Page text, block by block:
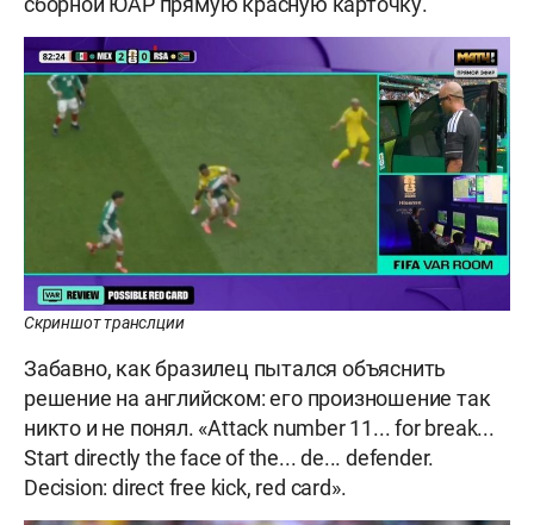
Скриншот транслции
Забавно, как бразилец пытался объяснить
решение на английском: его произношение так
никто и не понял. «Attack number 11... for break...
Start directly the face of the... de... defender.
Decision: direct free kick, red card».